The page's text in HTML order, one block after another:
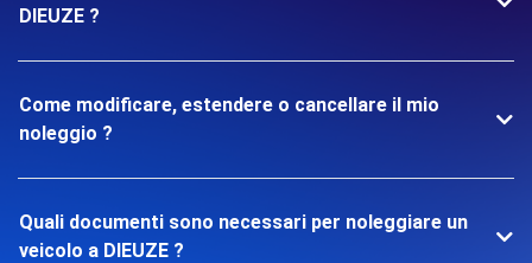
DIEUZE ?
Come modificare, estendere o cancellare il mio
noleggio ?
Quali documenti sono necessari per noleggiare un
veicolo a DIEUZE ?